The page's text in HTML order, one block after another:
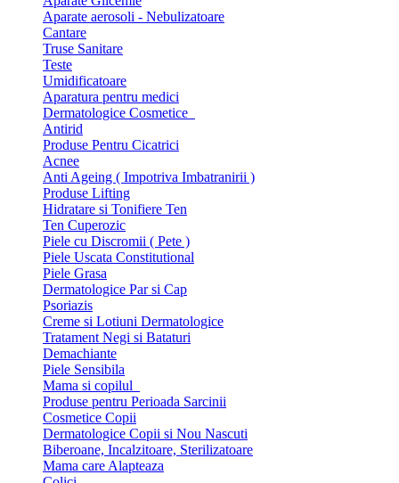
Aparate aerosoli - Nebulizatoare
Cantare
Truse Sanitare
Teste
Umidificatoare
Aparatura pentru medici
Dermatologice Cosmetice
Antirid
Produse Pentru Cicatrici
Acnee
Anti Ageing ( Impotriva Imbatranirii )
Produse Lifting
Hidratare si Tonifiere Ten
Ten Cuperozic
Piele cu Discromii ( Pete )
Piele Uscata Constitutional
Piele Grasa
Dermatologice Par si Cap
Psoriazis
Creme si Lotiuni Dermatologice
Tratament Negi si Bataturi
Demachiante
Piele Sensibila
Mama si copilul
Produse pentru Perioada Sarcinii
Cosmetice Copii
Dermatologice Copii si Nou Nascuti
Biberoane, Incalzitoare, Sterilizatoare
Mama care Alapteaza